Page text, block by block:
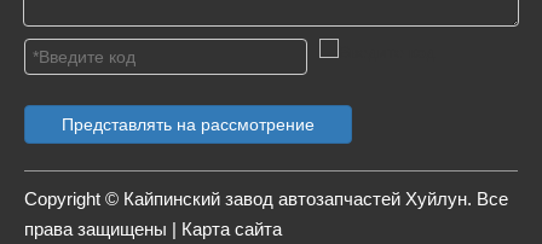
Представлять на рассмотрение
Copyright © Кайпинский завод автозапчастей Хуйлун. Все
права защищены | Карта сайта